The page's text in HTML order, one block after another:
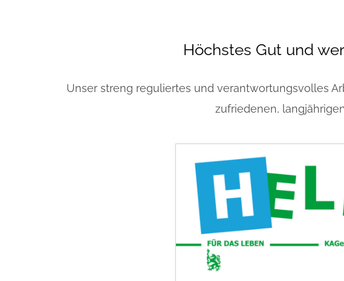
Höchstes Gut und
Unser streng reguliertes und verantwortungsvolles
zufriedenen,